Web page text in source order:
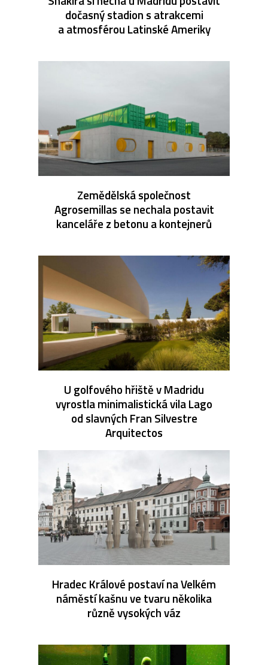
dočasný stadion s atrakcemi
a atmosférou Latinské Ameriky
Zemědělská společnost
Agrosemillas se nechala postavit
kanceláře z betonu a kontejnerů
U golfového hřiště v Madridu
vyrostla minimalistická vila Lago
od slavných Fran Silvestre
Arquitectos
Hradec Králové postaví na Velkém
náměstí kašnu ve tvaru několika
různě vysokých váz